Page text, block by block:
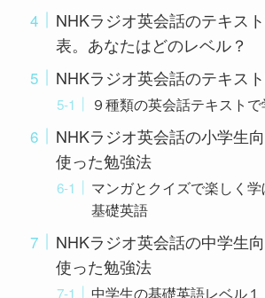
NHKラジオ英会話のテキス
表。あなたはどのレベル？
NHKラジオ英会話のテキス
９種類の英会話テキスト
NHKラジオ英会話の小学生
使った勉強法
マンガとクイズで楽しく
基礎英語
NHKラジオ英会話の中学生
使った勉強法
中学生の基礎英語レベル１